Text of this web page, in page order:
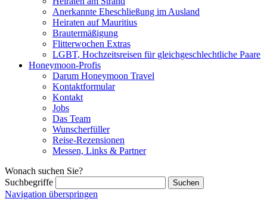
Anerkannte Eheschließung im Ausland
Heiraten auf Mauritius
Brautermäßigung
Flitterwochen Extras
LGBT, Hochzeitsreisen für gleichgeschlechtliche Paare
Honeymoon-Profis
Darum Honeymoon Travel
Kontaktformular
Kontakt
Jobs
Das Team
Wunscherfüller
Reise-Rezensionen
Messen, Links & Partner
Wonach suchen Sie?
Suchbegriffe
Navigation überspringen